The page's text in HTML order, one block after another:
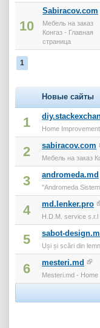
10
Sabiracov.com
Мебель на заказ
Конгаз - Главная
страница
1
Новые сайты
1 Home
2 sabiracov.com
Мебель на заказ
3 andromeda.md
"Andromeda
4 md.lenker.pro
H.D.M. service s.r.l
5 sabot-
Uși și scări din
6 mesteri.md
Mesteri.md - Home